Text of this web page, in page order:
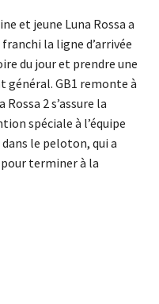
et jeune Luna Rossa a
la ligne d’arrivée
du jour et prendre une
général. GB1 remonte à
2 s’assure la
spéciale à l’équipe
le peloton, qui a
terminer à la